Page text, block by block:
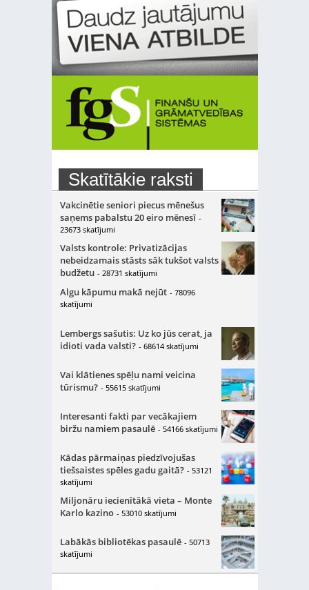
Skatītākie raksti
Vakcinētie seniori piecus mēnešus
saņems pabalstu 20 eiro mēnesī -
23673 skatījumi
Valsts kontrole: Privatizācijas
nebeidzamais stāsts sāk tukšot valsts
budžetu - 28731 skatījumi
Algu kāpumu makā nejūt - 78096
skatījumi
Lembergs sašutis: Uz ko jūs cerat, ja
idioti vada valsti? - 68614 skatījumi
Vai klātienes spēļu nami veicina
tūrismu? - 55615 skatījumi
Interesanti fakti par vecākajiem
biržu namiem pasaulē - 54166 skatījumi
Kādas pārmaiņas piedzīvojušas
tiešsaistes spēles gadu gaitā? - 53121
skatījumi
Miljonāru iecienītākā vieta – Monte
Karlo kazino - 53010 skatījumi
Labākās bibliotēkas pasaulē - 50713
skatījumi